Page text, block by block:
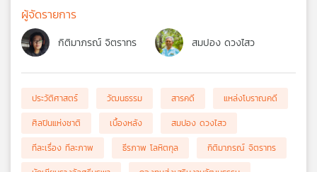
ผู้จัดรายการ
กิติมาภรณ์ จิตราทร สมปอง ดวงไสว
ประวัติศาสตร์ วัฒนธรรม สารคดี
แหล่งโบราณคดี
ศิลปินแห่งชาติ
เบื้องหลัง
สมปอง ดวงไสว
ทีละเรื่อง ทีละภาพ
ธีรภาพ โลหิตกุล
กิติมาภรณ์ จิตราทร